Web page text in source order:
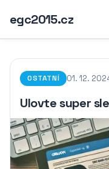
egc2015.cz
OSTATNÍ 01. 12.
Ulovte super